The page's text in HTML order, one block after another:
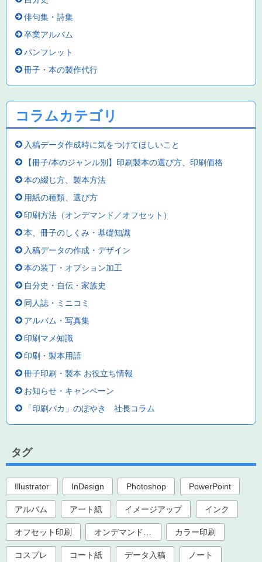
俳句集・詩集
卒業アルバム
パンフレット
冊子・本の製作代行
コラムカテゴリ
入稿データ作成時に気をつけてほしいこと
【冊子/本のジャンル別】印刷製本の選び方、印刷価格
本の綴じ方、製本方法
用紙の種類、選び方
印刷方法（オンデマンド／オフセット）
本、冊子のしくみ・基礎知識
入稿データの作成・デザイン
本の装丁・オプション加工
自分史・自伝・家族史
同人誌・ミニコミ
アルバム・写真集
印刷マメ知識
印刷・製本用語
冊子印刷・製本 お役立ち情報
お知らせ・キャンペーン
「印刷バカ」のぼやき 社長コラム
タグ
Illustrator InDesign Photoshop PowerPoint
アルバム アート紙 イメージアップ インク
オフセット印刷 カラー印刷
コスプレ コート紙 データ入稿 ノート